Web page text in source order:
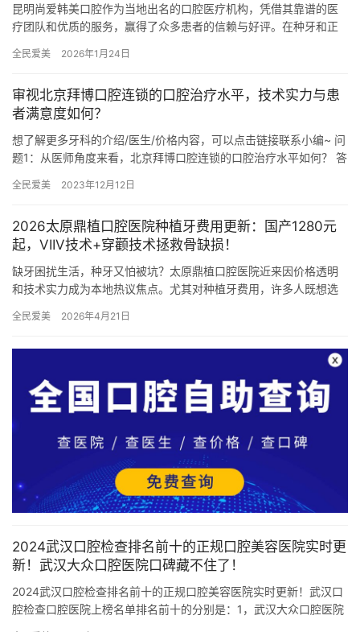
昆明尚爱韩美口腔作为当地出名的口腔医疗机构，凭借其靠谱的医
疗团队和优质的服务，赢得了众多患者的信赖与好评。在种牙和正
医生，…
全民爱美 2026年1月24日
审视北京拜博口腔连锁的口腔治疗水平，技术实力与患
者满意度如何？
想了解更多牙科的介绍/医生/价格内容，可以点击链接联系小编~ 问
题1：从医师角度来看，北京拜博口腔连锁的口腔治疗水平如何？ 答
全民爱美 2023年12月12日
2026太原鼎植口腔医院种植牙费用更新：国产1280元
起，VIIV技术+穿颧技术拯救骨缺损！
缺牙困扰生活，种牙又怕被坑？太原鼎植口腔医院近来因价格透明
和技术实力成为本地热议焦点。尤其对种植牙费用，许多人既想选
费…
全民爱美 2026年4月21日
2024武汉口腔检查排名前十的正规口腔美容医院实时更
新！武汉大众口腔医院口碑藏不住了！
2024武汉口腔检查排名前十的正规口腔美容医院实时更新！武汉口
腔检查口腔医院上榜名单排名前十的分别是：1，武汉大众口腔医院